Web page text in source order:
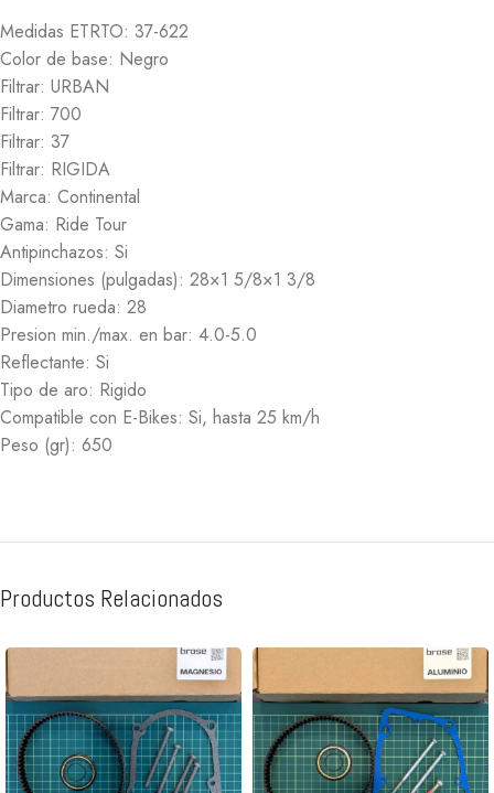
Medidas ETRTO: 37-622
Color de base: Negro
Filtrar: URBAN
Filtrar: 700
Filtrar: 37
Filtrar: RIGIDA
Marca: Continental
Gama: Ride Tour
Antipinchazos: Si
Dimensiones (pulgadas): 28×1 5/8×1 3/8
Diametro rueda: 28
Presion min./max. en bar: 4.0-5.0
Reflectante: Si
Tipo de aro: Rigido
Compatible con E-Bikes: Si, hasta 25 km/h
Peso (gr): 650
Productos Relacionados